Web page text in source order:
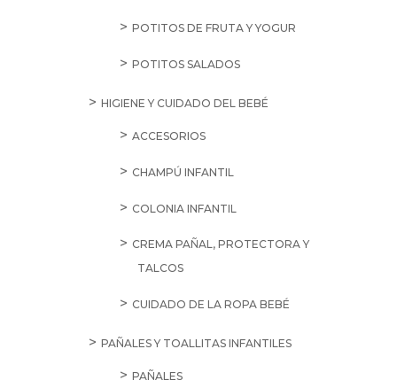
POTITOS DE FRUTA Y YOGUR
POTITOS SALADOS
HIGIENE Y CUIDADO DEL BEBÉ
ACCESORIOS
CHAMPÚ INFANTIL
COLONIA INFANTIL
CREMA PAÑAL, PROTECTORA Y
TALCOS
CUIDADO DE LA ROPA BEBÉ
PAÑALES Y TOALLITAS INFANTILES
PAÑALES